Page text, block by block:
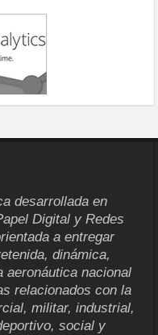
desarrollada en
Digital y Redes
a entregar
dinámica,
aeronáutica nacional
relacionados con la
militar, industrial,
social y